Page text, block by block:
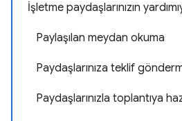
İşletme paydaşlarınızın
Paylaşılan meydan okuma
Paydaşlarınıza teklif
Paydaşlarınızla toplantıya